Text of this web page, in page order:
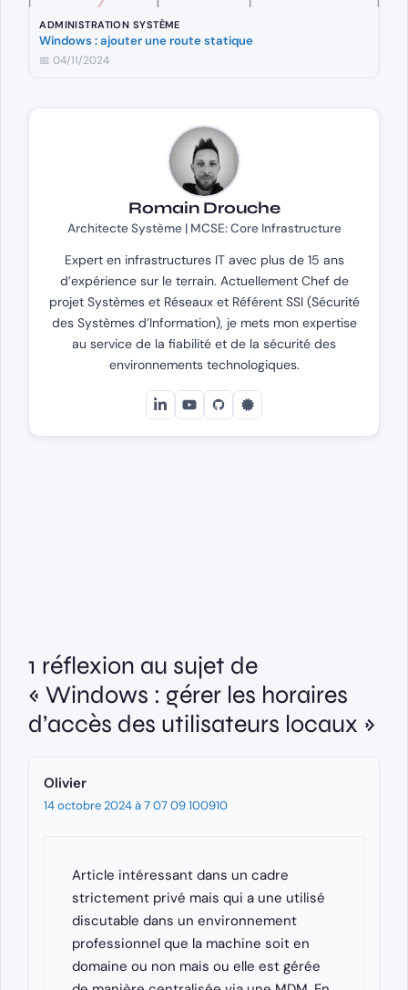
ADMINISTRATION SYSTÈME
Windows : ajouter une route statique
📅 04/11/2024
Romain Drouche
Architecte Système | MCSE: Core Infrastructure
Expert en infrastructures IT avec plus de 15 ans
d’expérience sur le terrain. Actuellement Chef de
projet Systèmes et Réseaux et Référent SSI (Sécurité
des Systèmes d’Information), je mets mon expertise
au service de la fiabilité et de la sécurité des
environnements technologiques.
1 réflexion au sujet de
« Windows : gérer les horaires
d’accès des utilisateurs locaux »
Olivier
14 octobre 2024 à 7 07 09 100910
Article intéressant dans un cadre
strictement privé mais qui a une utilisé
discutable dans un environnement
professionnel que la machine soit en
domaine ou non mais ou elle est gérée